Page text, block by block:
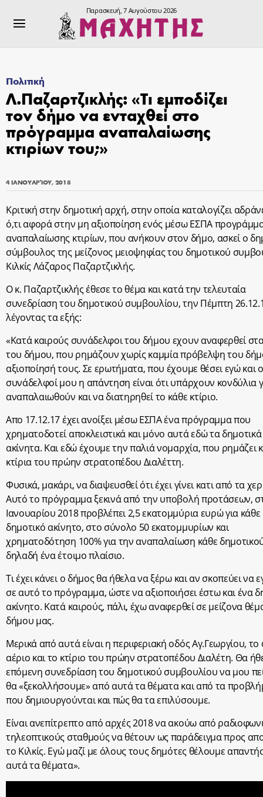
Παρασκευή, 7 Αυγούστου 2026
Πολιτική
Λ.Παζαρτζικλής: «Τι εμποδίζει
τον δήμο να ενταχθεί στο
πρόγραμμα αναπαλαίωσης
κτιρίων του;»
4 ΙΑΝΟΥΑΡΊΟΥ, 2018
Κριτική στην δημοτική αρχή, στην οποία καταλογίζει
ό,τι αφορά στην μη αξιοποίηση ενός μέσω ΕΣΠΑ
αναπαλαίωσης κτιρίων, που ανήκουν στον δήμο, ασκεί ο
σύμβουλος της μείζονος μειοψηφίας του δημοτικού
Κιλκίς Λάζαρος Παζαρτζικλής.
Ο κ. Παζαρτζικλής έθεσε το θέμα και κατά την τελευταία
συνεδρίαση του δημοτικού συμβουλίου, την Πέμπτη
λέγοντας τα εξής:
«Κατά καιρούς συνάδελφοι του δήμου εχουν αναφερθεί στα
του δήμου, που ρημάζουν χωρίς καμμία πρόβελψη του
αξιοποίησή τους. Σε ερωτήματα, που έχουμε θέσει εγώ και
συνάδελφοί μου η απάντηση είναι ότι υπάρχουν κονδύλια
αναπαλαιωθούν και να διατηρηθεί το κάθε κτίριο.
Απο 17.12.17 έχει ανοίξει μέσω ΕΣΠΑ ένα πρόγραμμα που
χρηματοδοτεί αποκλειστικά και μόνο αυτά εδώ τα δημοτικά
ακίνητα. Και εδώ έχουμε την παλιά νομαρχία, που ρημάζει
κτίρια του πρώην στρατοπέδου Διαλέττη.
Φυσικά, μακάρι, να διαψευσθεί ότι έχει γίνει κατι από τα
Αυτό το πρόγραμμα ξεκινά από την υποβολή προτάσεων,
Ιανουαρίου 2018 προβλέπει 2,5 εκατομμύρια ευρώ για κάθε
δημοτικό ακίνητο, στο σύνολο 50 εκατομμυρίων και
χρηματοδότηση 100% για την αναπαλαίωση κάθε
δηλαδή ένα έτοιμο πλαίσιο.
Τι έχει κάνει ο δήμος θα ήθελα να ξέρω και αν σκοπεύει να
σε αυτό το πρόγραμμα, ώστε να αξιοποιήσει έστω και ένα
ακίνητο. Κατά καιρούς, πάλι, έχω αναφερθεί σε μείζονα
δήμου μας.
Μερικά από αυτά είναι η περιφεριακή οδός Αγ.Γεωργίου, το
αέριο και το κτίριο του πρώην στρατοπέδου Διαλέτη. Θα
επόμενη συνεδρίαση του δημοτικού συμβουλίου να μου
θα «ξεκολλήσουμε» από αυτά τα θέματα και από τα
που δημιουργούνται και πώς θα τα επιλύσουμε.
Είναι ανεπίτρεπτο από αρχές 2018 να ακούω από
τηλεοπτικούς σταθμούς να θέτουν ως παράδειγμα προς
το Κιλκίς. Εγώ μαζί με όλους τους δημότες θέλουμε
αυτά τα θέματα».